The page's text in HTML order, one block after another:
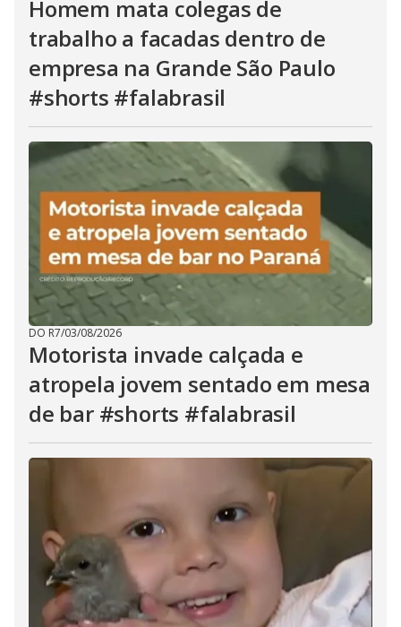
Homem mata colegas de
trabalho a facadas dentro de
empresa na Grande São Paulo
#shorts #falabrasil
DO R7/03/08/2026
Motorista invade calçada e
atropela jovem sentado em mesa
de bar #shorts #falabrasil